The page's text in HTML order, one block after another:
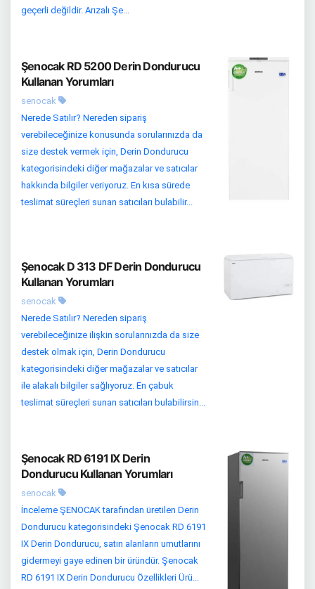
geçerli değildir. Arızalı Şe...
Şenocak RD 5200 Derin Dondurucu
Kullanan Yorumları
senocak
Nerede Satılır? Nereden sipariş
verebileceğinize konusunda sorularınızda da
size destek vermek için, Derin Dondurucu
kategorisindeki diğer mağazalar ve satıcılar
hakkında bilgiler veriyoruz. En kısa sürede
teslimat süreçleri sunan satıcıları bulabilir...
Şenocak D 313 DF Derin Dondurucu
Kullanan Yorumları
senocak
Nerede Satılır? Nereden sipariş
verebileceğinize ilişkin sorularınızda da size
destek olmak için, Derin Dondurucu
kategorisindeki diğer mağazalar ve satıcılar
ile alakalı bilgiler sağlıyoruz. En çabuk
teslimat süreçleri sunan satıcıları bulabilirsin...
Şenocak RD 6191 IX Derin
Dondurucu Kullanan Yorumları
senocak
İnceleme ŞENOCAK tarafından üretilen Derin
Dondurucu kategorisindeki Şenocak RD 6191
IX Derin Dondurucu, satın alanların umutlarını
gidermeyi gaye edinen bir üründür. Şenocak
RD 6191 IX Derin Dondurucu Özellikleri Ürü...